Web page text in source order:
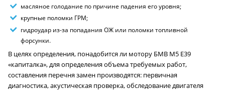
масляное голодание по причине падения его уровня;
крупные поломки ГРМ;
гидроудар из-за попадания ОЖ или поломки топливной
форсунки.
В целях определения, понадобится ли мотору БМВ M5 E39
«капиталка», для определения объема требуемых работ,
составления перечня замен производятся: первичная
диагностика, акустическая проверка, обследование двигателя